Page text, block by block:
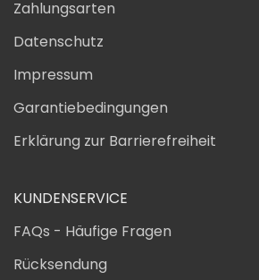
Zahlungsarten
Datenschutz
Impressum
Garantiebedingungen
Erklärung zur Barrierefreiheit
KUNDENSERVICE
FAQs - Häufige Fragen
Rücksendung